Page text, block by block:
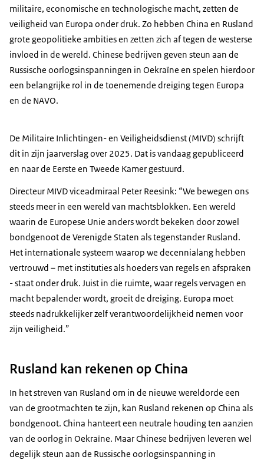
militaire, economische en technologische macht, zetten de
veiligheid van Europa onder druk. Zo hebben China en Rusland
grote geopolitieke ambities en zetten zich af tegen de westerse
invloed in de wereld. Chinese bedrijven geven steun aan de
Russische oorlogsinspanningen in Oekraïne en spelen hierdoor
een belangrijke rol in de toenemende dreiging tegen Europa
en de NAVO.
De Militaire Inlichtingen- en Veiligheidsdienst (MIVD) schrijft
dit in zijn jaarverslag over 2025. Dat is vandaag gepubliceerd
en naar de Eerste en Tweede Kamer gestuurd.
Directeur MIVD viceadmiraal Peter Reesink: “We bewegen ons
steeds meer in een wereld van machtsblokken. Een wereld
waarin de Europese Unie anders wordt bekeken door zowel
bondgenoot de Verenigde Staten als tegenstander Rusland.
Het internationale systeem waarop we decennialang hebben
vertrouwd – met instituties als hoeders van regels en afspraken
- staat onder druk. Juist in die ruimte, waar regels vervagen en
macht bepalender wordt, groeit de dreiging. Europa moet
steeds nadrukkelijker zelf verantwoordelijkheid nemen voor
zijn veiligheid.”
Rusland kan rekenen op China
In het streven van Rusland om in de nieuwe wereldorde een
van de grootmachten te zijn, kan Rusland rekenen op China als
bondgenoot. China hanteert een neutrale houding ten aanzien
van de oorlog in Oekraïne. Maar Chinese bedrijven leveren wel
degelijk steun aan de Russische oorlogsinspanning in